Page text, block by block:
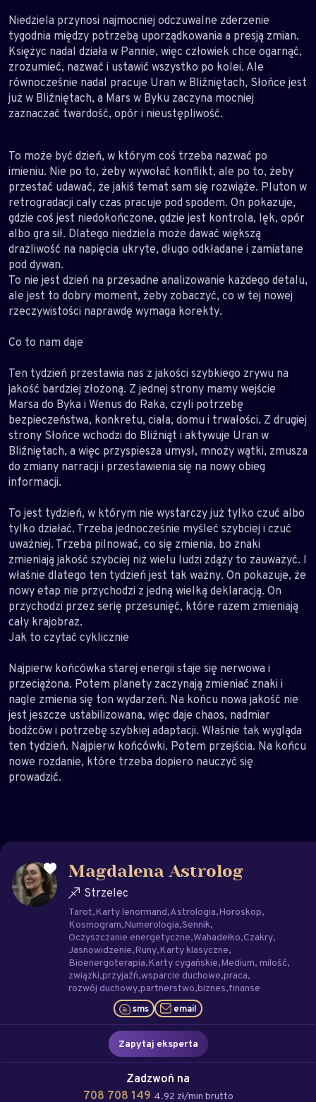
Niedziela przynosi najmocniej odczuwalne zderzenie
tygodnia między potrzebą uporządkowania a presją zmian.
Księżyc nadal działa w Pannie, więc człowiek chce ogarnąć,
zrozumieć, nazwać i ustawić wszystko po kolei. Ale
równocześnie nadal pracuje Uran w Bliźniętach, Słońce jest
już w Bliźniętach, a Mars w Byku zaczyna mocniej
zaznaczać twardość, opór i nieustępliwość.
To może być dzień, w którym coś trzeba nazwać po
imieniu. Nie po to, żeby wywołać konflikt, ale po to, żeby
przestać udawać, że jakiś temat sam się rozwiąże. Pluton w
retrogradacji cały czas pracuje pod spodem. On pokazuje,
gdzie coś jest niedokończone, gdzie jest kontrola, lęk, opór
albo gra sił. Dlatego niedziela może dawać większą
drażliwość na napięcia ukryte, długo odkładane i zamiatane
pod dywan.
To nie jest dzień na przesadne analizowanie każdego detalu,
ale jest to dobry moment, żeby zobaczyć, co w tej nowej
rzeczywistości naprawdę wymaga korekty.
Co to nam daje
Ten tydzień przestawia nas z jakości szybkiego zrywu na
jakość bardziej złożoną. Z jednej strony mamy wejście
Marsa do Byka i Wenus do Raka, czyli potrzebę
bezpieczeństwa, konkretu, ciała, domu i trwałości. Z drugiej
strony Słońce wchodzi do Bliźniąt i aktywuje Uran w
Bliźniętach, a więc przyspiesza umysł, mnoży wątki, zmusza
do zmiany narracji i przestawienia się na nowy obieg
informacji.
To jest tydzień, w którym nie wystarczy już tylko czuć albo
tylko działać. Trzeba jednocześnie myśleć szybciej i czuć
uważniej. Trzeba pilnować, co się zmienia, bo znaki
zmieniają jakość szybciej niż wielu ludzi zdąży to zauważyć. I
właśnie dlatego ten tydzień jest tak ważny. On pokazuje, że
nowy etap nie przychodzi z jedną wielką deklaracją. On
przychodzi przez serię przesunięć, które razem zmieniają
cały krajobraz.
Jak to czytać cyklicznie
Najpierw końcówka starej energii staje się nerwowa i
przeciążona. Potem planety zaczynają zmieniać znaki i
nagle zmienia się ton wydarzeń. Na końcu nowa jakość nie
jest jeszcze ustabilizowana, więc daje chaos, nadmiar
bodźców i potrzebę szybkiej adaptacji. Właśnie tak wygląda
ten tydzień. Najpierw końcówki. Potem przejścia. Na końcu
nowe rozdanie, które trzeba dopiero nauczyć się
prowadzić.
Magdalena Astrolog
Strzelec
Tarot Karty lenormand Astrologia Horoskop
Kosmogram Numerologia Sennik
Oczyszczanie energetyczne Wahadełko Czakry
Jasnowidzenie Runy Karty klasyczne
Bioenergoterapia Karty cygańskie Medium milość
związki przyjaźń wsparcie duchowe praca
rozwój duchowy partnerstwo biznes finanse
sms email
Zapytaj eksperta
Zadzwoń na
708 708 149 4.92 zł/min brutto